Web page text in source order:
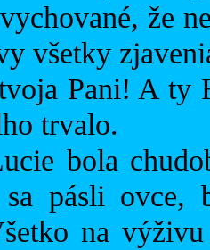
že
všetky
Pani! A ty
trvalo.
bola
pásli ovce,
na